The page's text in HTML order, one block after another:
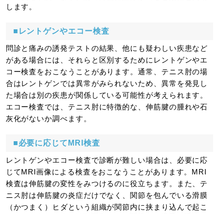
します。
■レントゲンやエコー検査
問診と痛みの誘発テストの結果、他にも疑わしい疾患など
がある場合には、それらと区別するためにレントゲンやエ
コー検査をおこなうことがあります。通常、テニス肘の場
合はレントゲンでは異常がみられないため、異常を発見し
た場合は別の疾患が関係している可能性が考えられます。
エコー検査では、テニス肘に特徴的な、伸筋腱の腫れや石
灰化がないか調べます。
■必要に応じてMRI検査
レントゲンやエコー検査で診断が難しい場合は、必要に応
じてMRI画像による検査をおこなうことがあります。MRI
検査は伸筋腱の変性をみつけるのに役立ちます。また、テ
ニス肘は伸筋腱の炎症だけでなく、関節を包んでいる滑膜
（かつまく）ヒダという組織が関節内に挟まり込んで起こ